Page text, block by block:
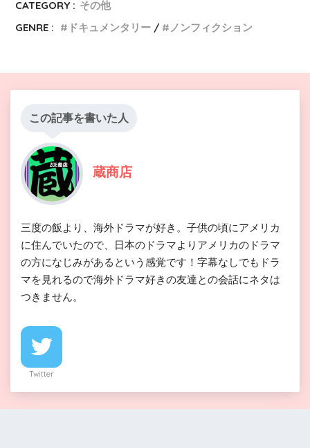
CATEGORY : その他
GENRE :
ドキュメンタリー ノンフィクション
この記事を書いた人
蔵商店
三度の飯より、海外ドラマが好き。子供の頃にアメリカ
に住んでいたので、日本のドラマよりアメリカのドラマ
の方になじみがあるという感覚です！字幕なしでもドラ
マを見れるので海外ドラマ好きの友達との会話にネタは
つきません。
Twitter